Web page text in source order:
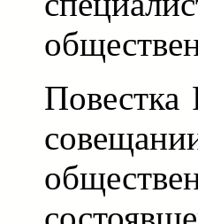
Повестка